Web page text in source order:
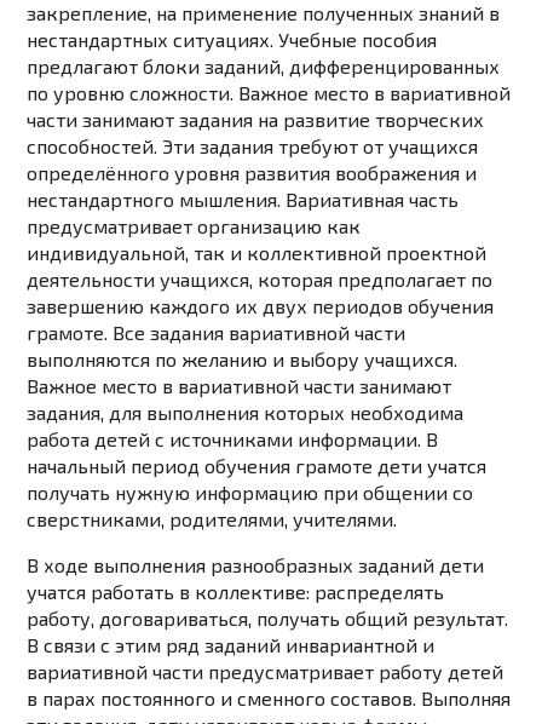
закрепление, на применение полученных знаний в
нестандартных ситуациях. Учебные пособия
предлагают блоки заданий, дифференцированных
по уровню сложности. Важное место в вариативной
части занимают задания на развитие творческих
способностей. Эти задания требуют от учащихся
определённого уровня развития воображения и
нестандартного мышления. Вариативная часть
предусматривает организацию как
индивидуальной, так и коллективной проектной
деятельности учащихся, которая предполагает по
завершению каждого их двух периодов обучения
грамоте. Все задания вариативной части
выполняются по желанию и выбору учащихся.
Важное место в вариативной части занимают
задания, для выполнения которых необходима
работа детей с источниками информации. В
начальный период обучения грамоте дети учатся
получать нужную информацию при общении со
сверстниками, родителями, учителями.
В ходе выполнения разнообразных заданий дети
учатся работать в коллективе: распределять
работу, договариваться, получать общий результат.
В связи с этим ряд заданий инвариантной и
вариативной части предусматривает работу детей
в парах постоянного и сменного составов. Выполняя